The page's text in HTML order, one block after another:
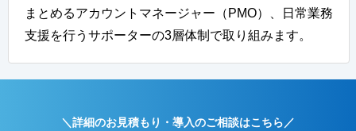
まとめるアカウントマネージャー（PMO）、日常業務
支援を行うサポーターの3層体制で取り組みます。
＼詳細のお見積もり・導入のご相談はこちら／